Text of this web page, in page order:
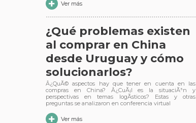
Ver más
¿Qué problemas existen
al comprar en China
desde Uruguay y cómo
solucionarlos?
Â¿QuÃ© aspectos hay que tener en cuenta en las
compras en China? Â¿CuÃ¡l es la situaciÃ³n y
perspectivas en temas logÃ­sticos? Estas y otras
preguntas se analizaron en conferencia virtual
Ver más